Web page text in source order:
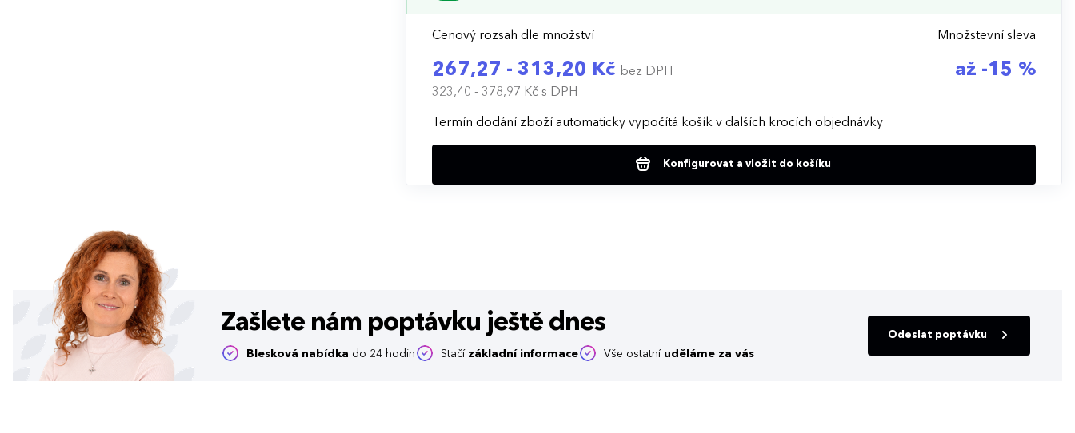
Cenový rozsah dle množství
267,27 - 313,20 Kč bez DPH
323,40 - 378,97 Kčs DPH
Množstevní sleva
až -15 %
Termín dodání zboží automaticky vypočítá košík v dalších krocích objednávky
Konfigurovat a vložit do košíku
Zašlete nám poptávku ještě dnes
Blesková nabídka do 24 hodin Stačí základní informace Vše ostatní uděláme za vás
Odeslat poptávku